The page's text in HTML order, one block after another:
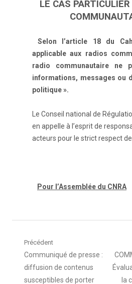
LE CAS
Selon l’article 18 du
applicable aux radios
radio communautaire ne
informations, messages ou
politique ».
Le Conseil national de
en appelle à l’esprit de
acteurs pour le strict respect
Pour l’Assemblée du CNRA
Navigation
de
Précédent
Article
précédent
:
Communiqué de presse :
diffusion de contenus
susceptibles de porter
Article
la